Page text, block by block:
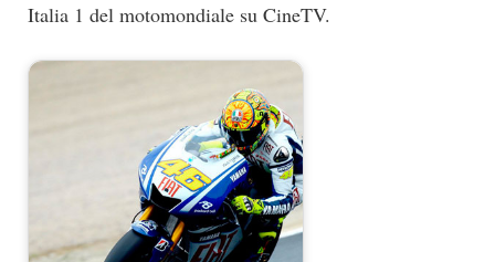
Italia 1 del motomondiale su CineTV.